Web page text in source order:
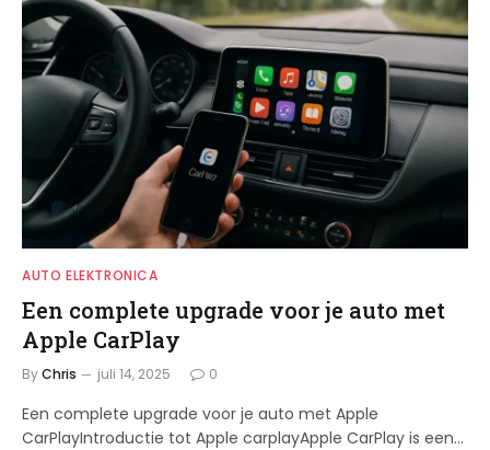
AUTO ELEKTRONICA
Een complete upgrade voor je auto met
Apple CarPlay
ByChris juli 14, 2025 0
Een complete upgrade voor je auto met Apple
CarPlayIntroductie tot Apple carplayApple CarPlay is een…